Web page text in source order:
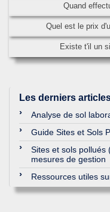
Quand
Quel est le prix
Existe t'il un
Les derniers
Analyse de sol
Guide Sites et Sols
Sites et sols pollués
mesures de gestion
Ressources utiles